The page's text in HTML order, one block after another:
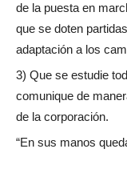
de la puesta en
que se doten
adaptación a los
3) Que se estudie
comunique de
de la corporación.
“En sus manos